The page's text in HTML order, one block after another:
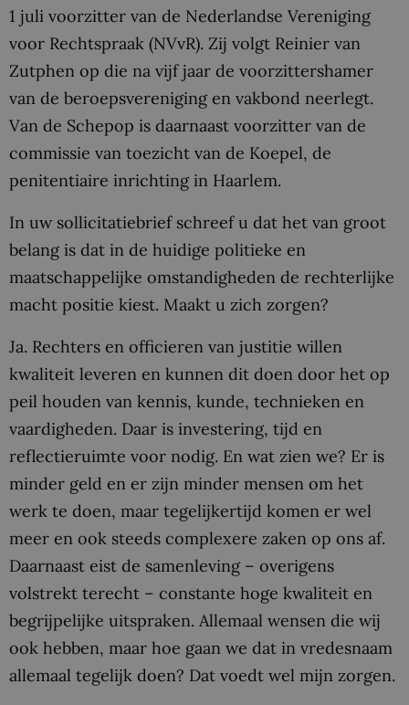
1 juli voorzitter van de Nederlandse Vereniging
voor Rechtspraak (NVvR). Zij volgt Reinier van
Zutphen op die na vijf jaar de voorzittershamer
van de beroepsvereniging en vakbond neerlegt.
Van de Schepop is daarnaast voorzitter van de
commissie van toezicht van de Koepel, de
penitentiaire inrichting in Haarlem.
In uw sollicitatiebrief schreef u dat het van groot
belang is dat in de huidige politieke en
maatschappelijke omstandigheden de rechterlijke
macht positie kiest. Maakt u zich zorgen?
Ja. Rechters en officieren van justitie willen
kwaliteit leveren en kunnen dit doen door het op
peil houden van kennis, kunde, technieken en
vaardigheden. Daar is investering, tijd en
reflectieruimte voor nodig. En wat zien we? Er is
minder geld en er zijn minder mensen om het
werk te doen, maar tegelijkertijd komen er wel
meer en ook steeds complexere zaken op ons af.
Daarnaast eist de samenleving – overigens
volstrekt terecht – constante hoge kwaliteit en
begrijpelijke uitspraken. Allemaal wensen die wij
ook hebben, maar hoe gaan we dat in vredesnaam
allemaal tegelijk doen? Dat voedt wel mijn zorgen.